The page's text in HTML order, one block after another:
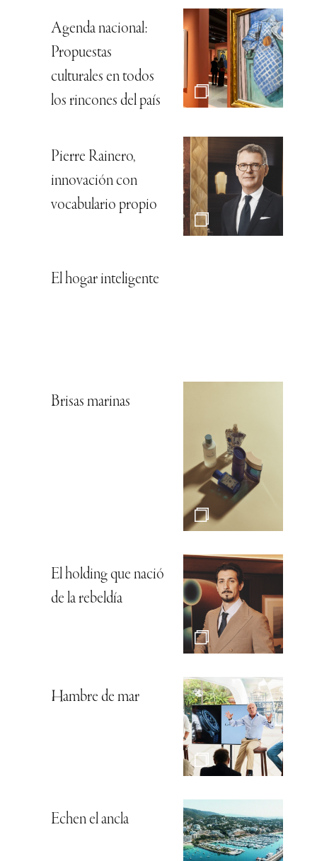
Agenda nacional:
Propuestas
culturales en todos
los rincones del país
Pierre Rainero,
innovación con
vocabulario propio
El hogar inteligente
Brisas marinas
El holding que nació
de la rebeldía
Hambre de mar
Echen el ancla